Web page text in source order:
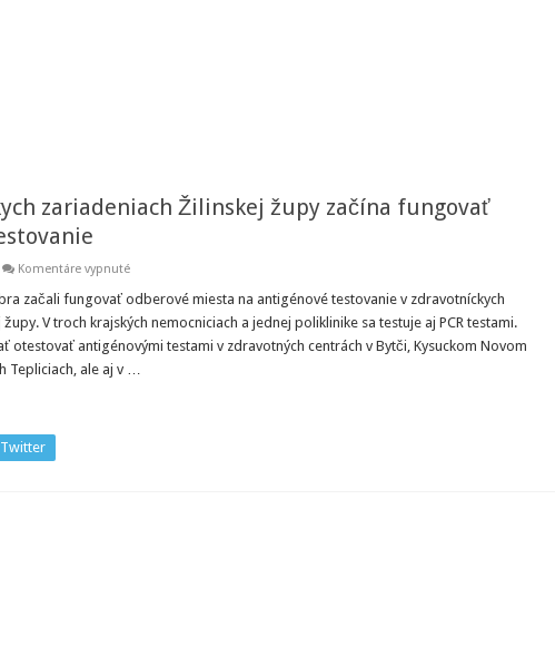
zariadeniach Žilinskej župy začína fungovať
Komentáre vypnuténa
zdravotníckych
Žilinskej
župy
začína
začali fungovať odberové miesta na antigénové testovanie v zdravotníckych
V troch krajských nemocniciach a jednej poliklinike sa testuje aj PCR testami.
otestovať antigénovými testami v zdravotných centrách v Bytči, Kysuckom Novom
Tepliciach, ale aj v …
Twitter